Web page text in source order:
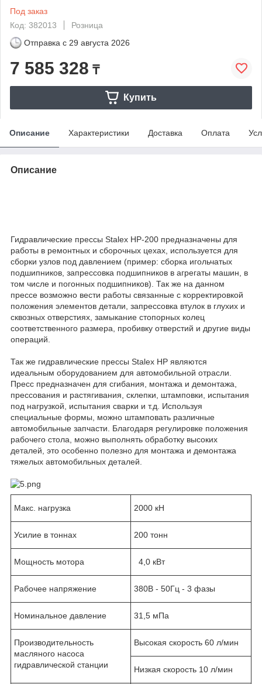
Под заказ
Код: 382013
Розница
Отправка с 29 августа 2026
7 585 328 ₸
Купить
Описание Характеристики Доставка Оплата
Описание
Гидравлические прессы Stalex HP-200 предназначены для
работы в ремонтных и сборочных цехах, используется для
сборки узлов под давлением (пример: сборка игольчатых
подшипников, запрессовка подшипников в агрегаты машин, в
том числе и погонных подшипников). Так же на данном
прессе возможно вести работы связанные с корректировкой
положения элементов детали, запрессовка втулок в глухих и
сквозных отверстиях, замыкание стопорных колец
соответственного размера, пробивку отверстий и другие виды
операций.
Так же гидравлические прессы Stalex HP являются
идеальным оборудованием для автомобильной отрасли.
Пресс предназначен для сгибания, монтажа и демонтажа,
прессования и растягивания, склепки, штамповки, испытания
под нагрузкой, испытания сварки и т.д. Используя
специальные формы, можно штамповать различные
автомобильные запчасти. Благодаря регулировке положения
рабочего стола, можно выполнять обработку высоких
деталей, это особенно полезно для монтажа и демонтажа
тяжелых автомобильных деталей.
Макс. нагрузка 2000 кН
Усилие в тоннах 200 тонн
Мощность мотора 4,0 кВт
Рабочее напряжение 380В - 50Гц - 3 фазы
Номинальное давление 31,5 мПа
Производительность
масляного насоса
гидравлической станции
Высокая скорость 60 л/мин
Низкая скорость 10 л/мин